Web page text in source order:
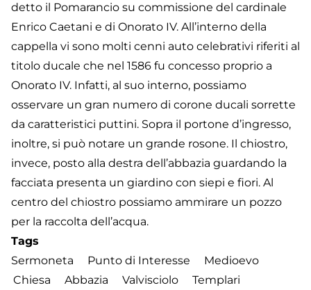
detto il Pomarancio su commissione del cardinale
Enrico Caetani e di Onorato IV. All’interno della
cappella vi sono molti cenni auto celebrativi riferiti al
titolo ducale che nel 1586 fu concesso proprio a
Onorato IV. Infatti, al suo interno, possiamo
osservare un gran numero di corone ducali sorrette
da caratteristici puttini. Sopra il portone d’ingresso,
inoltre, si può notare un grande rosone. Il chiostro,
invece, posto alla destra dell’abbazia guardando la
facciata presenta un giardino con siepi e fiori. Al
centro del chiostro possiamo ammirare un pozzo
per la raccolta dell’acqua.
Tags
Sermoneta
Punto di Interesse
Medioevo
Chiesa
Abbazia Valvisciolo Templari